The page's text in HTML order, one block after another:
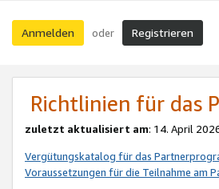
Anmelden oder Registrieren
Richtlinien für das
zuletzt aktualisiert am: 14. April
Vergütungskatalog für das
Voraussetzungen für die Teilnahme am